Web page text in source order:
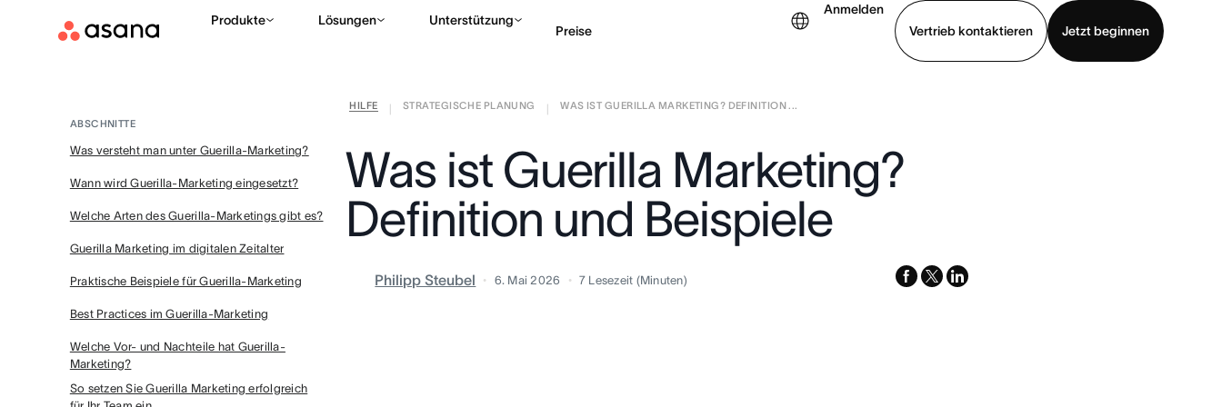
Produkte Lösungen Unterstützung
Preise
Anmelden
Vertrieb kontaktieren
Jetzt beginnen
Vertrieb kontaktieren
HILFE STRATEGISCHE PLANUNG WAS IST GUERILLA MARKETING? DEFINITION ...
Was ist Guerilla Marketing?
Definition und Beispiele
Philipp Steubel 6. Mai 2026 7 Lesezeit (Minuten) facebook
x-
linkedin
ABSCHNITTE
Was versteht man unter Guerilla-Marketing?
Wann wird Guerilla-Marketing eingesetzt?
Welche Arten des Guerilla-Marketings gibt es?
Guerilla Marketing im digitalen Zeitalter
Praktische Beispiele für Guerilla-Marketing
Best Practices im Guerilla-Marketing
Welche Vor- und Nachteile hat Guerilla-
Marketing?
So setzen Sie Guerilla Marketing erfolgreich